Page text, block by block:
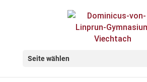
Seite wählen